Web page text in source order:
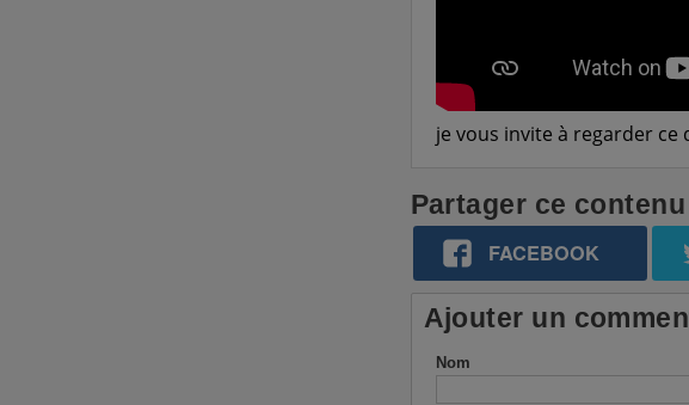
je vous invite à regarder
Partager ce contenu
FACEBOOK
Ajouter un
Nom